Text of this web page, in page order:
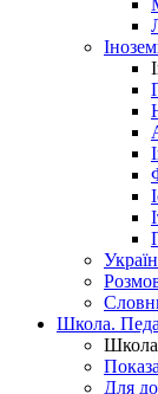
Школа.
Для